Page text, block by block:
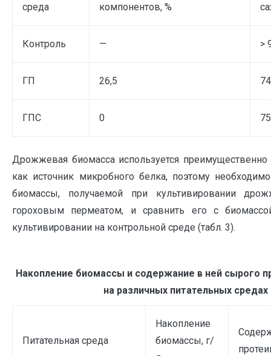
среда
компонентов, %
Контроль — >
ГП 26,5
ГПС 0
Дрожжевая биомасса используется
как источник микробного белка, поэтому
биомассы, получаемой при культивировании
гороховым пермеатом, и сравнить его с
культивировании на контрольной среде (табл. 3).
Накопление биомассы и содержание в ней сырого
на различных питательных средах
Питательная среда
Накопление
биомассы, г/